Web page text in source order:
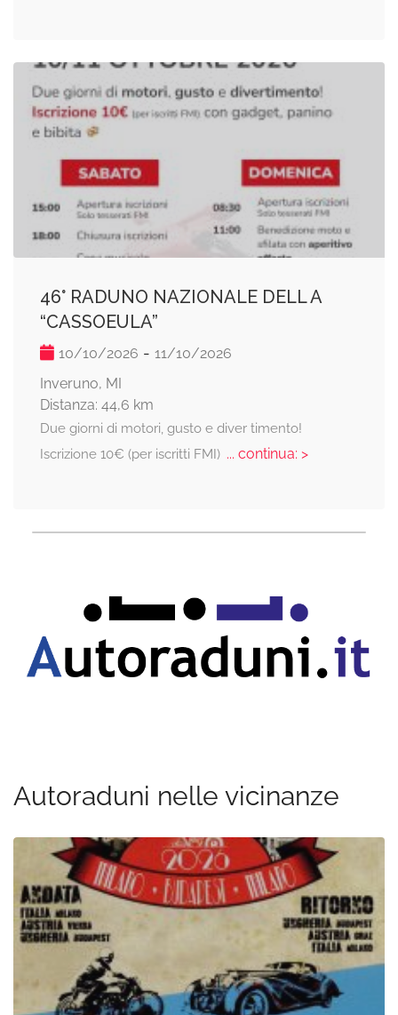
46° RADUNO NAZIONALE DELL A
“CASSOEULA”
10/10/2026 - 11/10/2026
Inveruno, MI
Distanza: 44,6 km
Due giorni di motori, gusto e diver timento!
Iscrizione 10€ (per iscritti FMI)... continua: >
Autoraduni nelle vicinanze